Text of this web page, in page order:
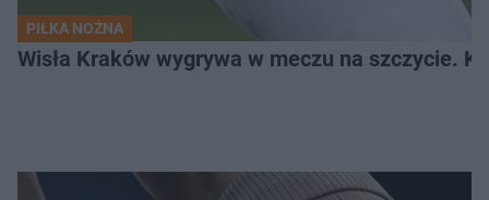
PIŁKA NOŻNA
Wisła Kraków wygrywa w meczu na szczycie.